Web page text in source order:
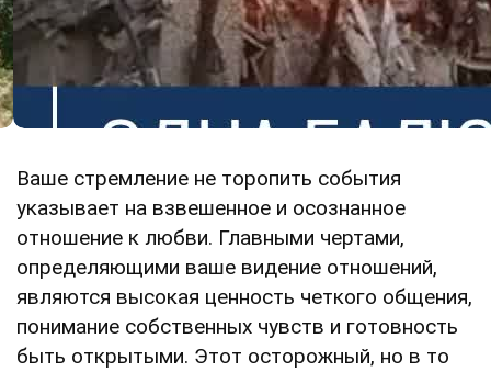
Ваше стремление не торопить события
указывает на взвешенное и осознанное
отношение к любви. Главными чертами,
определяющими ваше видение отношений,
являются высокая ценность четкого общения,
понимание собственных чувств и готовность
быть открытыми. Этот осторожный, но в то